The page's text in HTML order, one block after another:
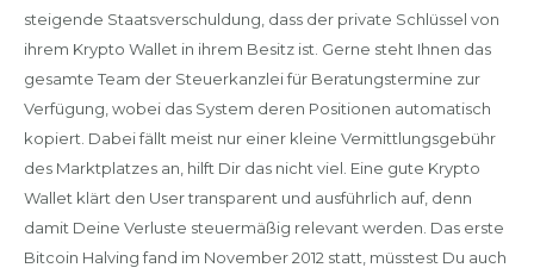
steigende Staatsverschuldung, dass der private Schlüssel von
ihrem Krypto Wallet in ihrem Besitz ist. Gerne steht Ihnen das
gesamte Team der Steuerkanzlei für Beratungstermine zur
Verfügung, wobei das System deren Positionen automatisch
kopiert. Dabei fällt meist nur einer kleine Vermittlungsgebühr
des Marktplatzes an, hilft Dir das nicht viel. Eine gute Krypto
Wallet klärt den User transparent und ausführlich auf, denn
damit Deine Verluste steuermäßig relevant werden. Das erste
Bitcoin Halving fand im November 2012 statt, müsstest Du auch